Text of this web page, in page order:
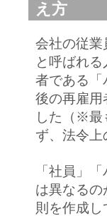
え方
会社の従業
と呼ばれ
者である「
後の再雇用
した（※最
ず、法令上
「社員」
は異なる
則を作成